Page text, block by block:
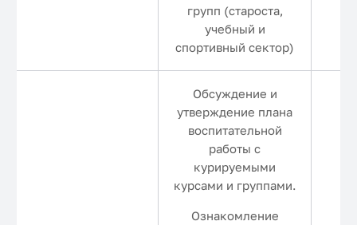
групп (староста,
учебный и
спортивный сектор)
Обсуждение и
утверждение плана
воспитательной
работы с
курируемыми
курсами и группами.
Ознакомление